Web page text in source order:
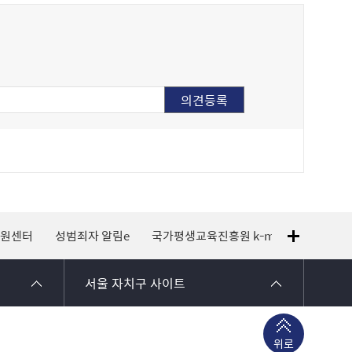
센터 성범죄자 알림e 국가평생교육진흥원 k-mooc
서울 자치구 사이트
위로